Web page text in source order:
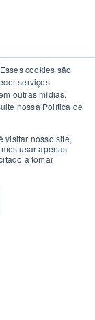
cookies são
serviços
outras mídias.
nossa Política de
visitar nosso site,
usar apenas
a tomar